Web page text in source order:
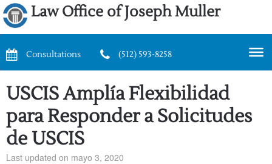
Law Office of Joseph Muller
Consultations (512) 593-8258
USCIS Amplía Flexibilidad
para Responder a Solicitudes
de USCIS
Last updated on mayo 3, 2020